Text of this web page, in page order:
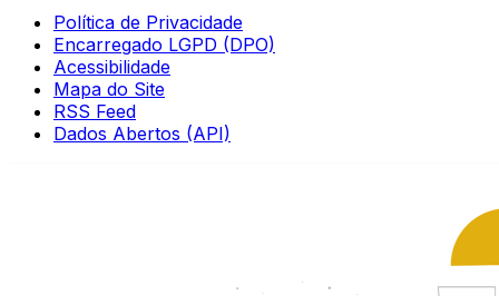
Política de Privacidade
Encarregado LGPD (DPO)
Acessibilidade
Mapa do Site
RSS Feed
Dados Abertos (API)